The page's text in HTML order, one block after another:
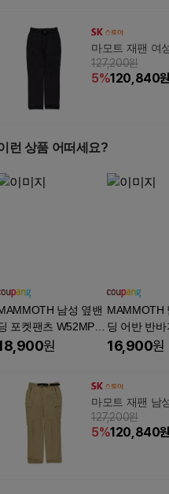
마모트 재팬 여
127,200원
5%120,840원
런 상품 어떠세요?
남성 옆밴
포켓팬츠 W52MPT
원
MAMMOTH
딩 어반 반바
PT07
16,900원
마모트 재팬 남
127,200원
5%120,840원